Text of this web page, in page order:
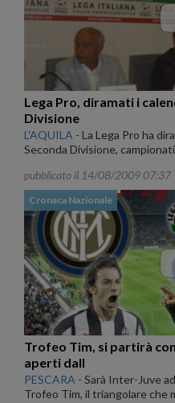
Lega Pro, diramati i
Divisione
L'AQUILA - La Lega Pro ha
Seconda Divisione,
pubblicato il 14/08/2009 07:37
Cronaca Nazionale
Trofeo Tim, si partirà
aperti dall
PESCARA - Sarà Inter-Juve
Trofeo Tim, il triangolare che